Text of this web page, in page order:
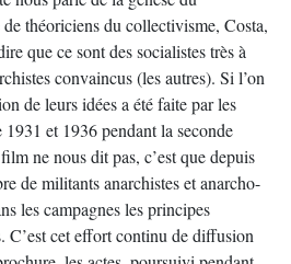
théoriciens du collectivisme, Costa,
que ce sont des socialistes très à
convaincus (les autres). Si l’on
de leurs idées a été faite par les
1931 et 1936 pendant la seconde
ne nous dit pas, c’est que depuis
de militants anarchistes et anarcho-
les campagnes les principes
C’est cet effort continu de diffusion